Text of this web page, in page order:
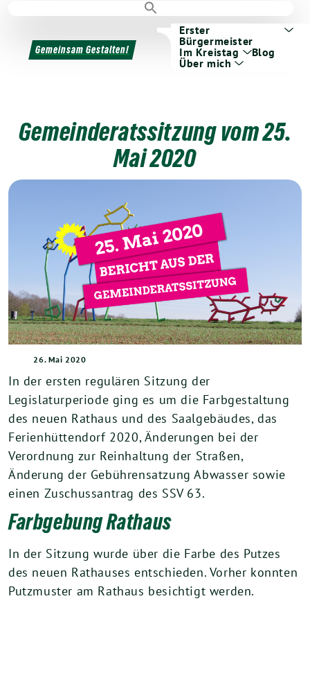
Gemeinsam Gestalten!
Erster
Bürgermeister
Im Kreistag
Blog
Über mich
Gemeinderatssitzung vom 25.
Mai 2020
26. Mai 2020
In der ersten regulären Sitzung der
Legislaturperiode ging es um die Farbgestaltung
des neuen Rathaus und des Saalgebäudes, das
Ferienhüttendorf 2020, Änderungen bei der
Verordnung zur Reinhaltung der Straßen,
Änderung der Gebührensatzung Abwasser sowie
einen Zuschussantrag des SSV 63.
Farbgebung Rathaus
In der Sitzung wurde über die Farbe des Putzes
des neuen Rathauses entschieden. Vorher konnten
Putzmuster am Rathaus besichtigt werden.